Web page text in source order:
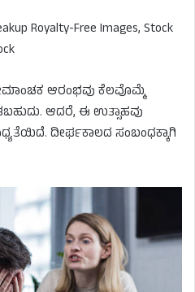
ಆರಂಭವು ಕೆಲವೊಮ್ಮೆ
ಆದರೆ, ಈ ಉತ್ಸಾಹವು
ದೀರ್ಘಕಾಲದ ಸಂಬಂಧಕ್ಕಾಗಿ